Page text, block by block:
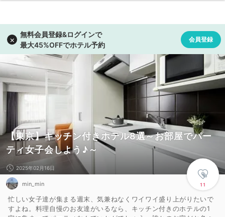
【東京】キッチン付きホテル8選～お部屋でパー
ティ女子会しよう♪～
11
2025年02月16日
min_min
忙しい女子達が集まる週末、気兼ねなくワイワイ盛り上がりたいで
すよね。料理自慢のお友達がいるなら、キッチン付きのホテルの1